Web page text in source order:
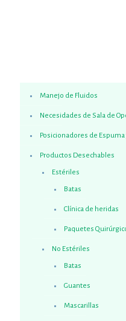
Manejo de Fluidos
Necesidades de Sala de
Posicionadores de Espuma
Productos Desechables
Estériles
Batas
Clínica de heridas
Paquetes
No Estériles
Batas
Guantes
Mascarillas